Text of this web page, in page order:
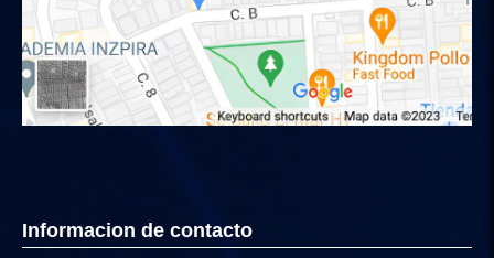
Informacion de contacto